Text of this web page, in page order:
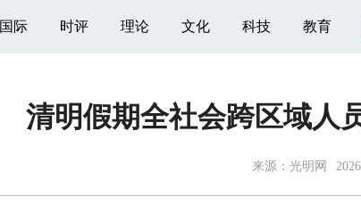
国际 时评 理论 文化 科技 教育
清明假期全社会跨区域人
来源： 光明网